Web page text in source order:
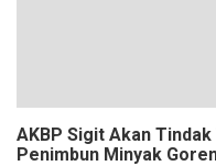
AKBP Sigit Akan
Penimbun Minyak